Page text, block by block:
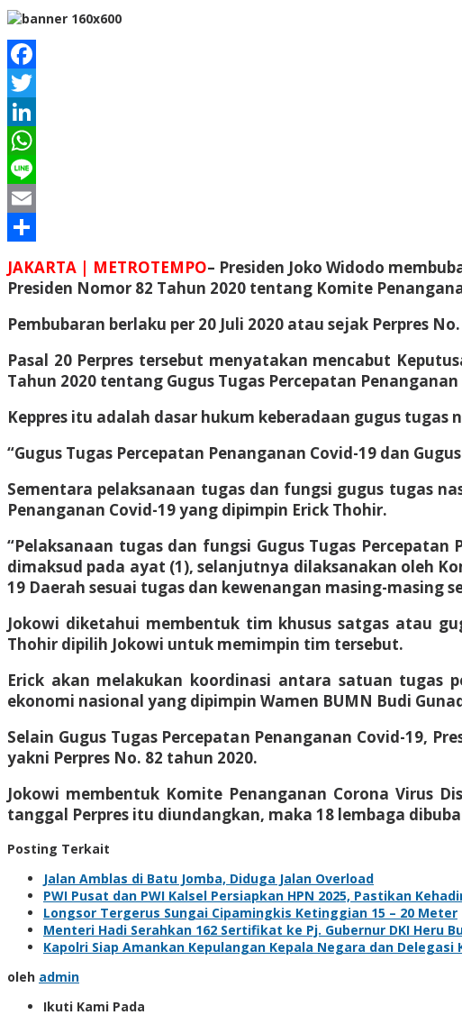
Facebook
Twitter
LinkedIn
WhatsApp
Line
Email
JAKARTA | METROTEMPO– Presiden Joko Widodo
Presiden Nomor 82 Tahun 2020 tentang Komite
Pembubaran berlaku per 20 Juli 2020 atau sejak Perpres
Pasal 20 Perpres tersebut menyatakan mencabut
Tahun 2020 tentang Gugus Tugas Percepatan Penanganan
Keppres itu adalah dasar hukum keberadaan gugus
“Gugus Tugas Percepatan Penanganan Covid-19 dan
Sementara pelaksanaan tugas dan fungsi gugus tugas
Penanganan Covid-19 yang dipimpin Erick Thohir.
“Pelaksanaan tugas dan fungsi Gugus Tugas Percepatan
dimaksud pada ayat (1), selanjutnya dilaksanakan oleh
19 Daerah sesuai tugas dan kewenangan masing-masing
Jokowi diketahui membentuk tim khusus satgas atau
Thohir dipilih Jokowi untuk memimpin tim tersebut.
Erick akan melakukan koordinasi antara satuan tugas
ekonomi nasional yang dipimpin Wamen BUMN Budi
Selain Gugus Tugas Percepatan Penanganan Covid-19,
yakni Perpres No. 82 tahun 2020.
Jokowi membentuk Komite Penanganan Corona Virus
tanggal Perpres itu diundangkan, maka 18 lembaga
Posting Terkait
Jalan Amblas di Batu Jomba, Diduga Jalan Overload
PWI Pusat dan PWI Kalsel Persiapkan HPN 2025, Pastikan
Longsor Tergerus Sungai Cipamingkis Ketinggian 15 – 20 Meter
Menteri Hadi Serahkan 162 Sertifikat ke Pj. Gubernur DKI Heru
Kapolri Siap Amankan Kepulangan Kepala Negara dan Delegasi
oleh admin
Ikuti Kami Pada